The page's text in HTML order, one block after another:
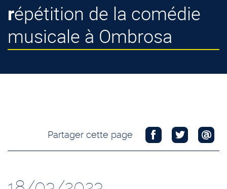
répétition de la comédie
musicale à Ombrosa
Partager cette page